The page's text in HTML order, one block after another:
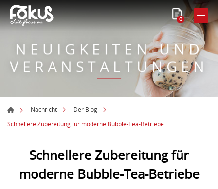
0
NEUIGKEITEN UND
VERANSTALTUNGEN
Nachricht
Der Blog
Schnellere Zubereitung für moderne Bubble-Tea-Betriebe
Schnellere Zubereitung für
moderne Bubble-Tea-Betriebe